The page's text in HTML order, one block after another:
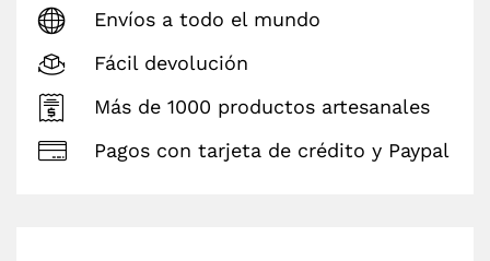
Envíos a todo el mundo
Fácil devolución
Más de 1000 productos artesanales
Pagos con tarjeta de crédito y Paypal